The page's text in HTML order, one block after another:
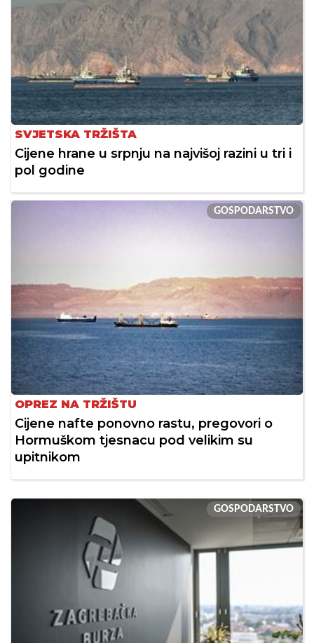
SVJETSKA TRŽIŠTA
Cijene hrane u srpnju na najvišoj razini u tri i
pol godine
GOSPODARSTVO
OPREZ NA TRŽIŠTU
Cijene nafte ponovno rastu, pregovori o
Hormuškom tjesnacu pod velikim su
upitnikom
GOSPODARSTVO